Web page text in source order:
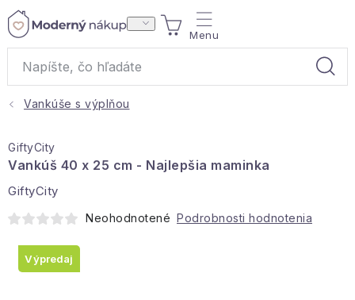
Prejsť
obsah
NÁKUPNÝ
KOŠÍK
Akcie a výpredaj
Darčeky
Bytové vône
Vankúše s výplňou
GiftyCity
Vankúš 40 x 25 cm - Najlepšia maminka
GiftyCity
Neohodnotené Podrobnosti hodnotenia
Výpredaj